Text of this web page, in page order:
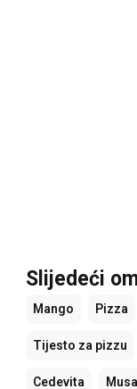
Slijedeći
Mango Pizza
Tijesto za pizzu
Cedevita